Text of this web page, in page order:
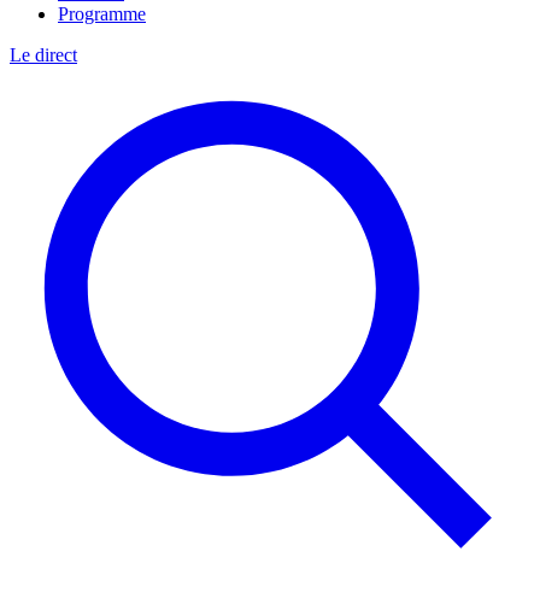
Programme
Le direct